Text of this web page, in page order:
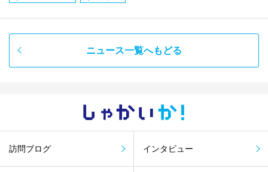
ニュース一覧へもどる
しゃかい か！
訪問ブログ インタビュー